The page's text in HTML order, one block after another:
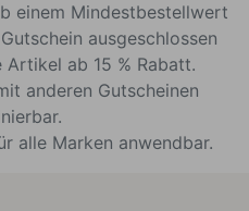
einem Mindestbestellwert
ausgeschlossen
ab 15 % Rabatt.
anderen Gutscheinen
alle Marken anwendbar.